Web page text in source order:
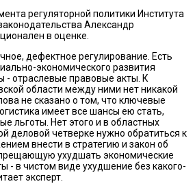
регуляторной политики Института
Александр
в оценке.
дефектное регулирование. Есть
экономического развития
- отраслевые правовые акты. К
области между ними нет никакой
не сказано о том, что ключевые
имеет все шансы ею стать,
льготы. Нет этого и в областных
деловой четверке нужно обратиться к
внести в стратегию и закон об
ухудшать экономические
- в чистом виде ухудшение без какого-
эксперт.